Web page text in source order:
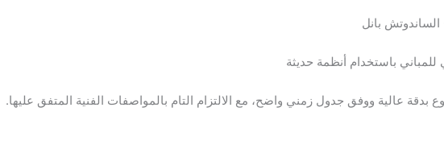
الساندوتش بانل
باستخدام أنظمة حديثة
عالية ووفق جدول زمني واضح، مع الالتزام التام بالمواصفات الفنية المتفق عليها.